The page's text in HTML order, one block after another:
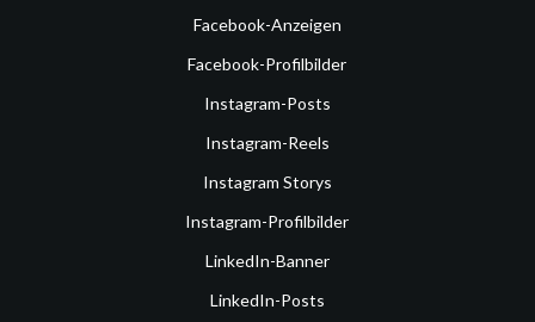
Facebook-Anzeigen
Facebook-Profilbilder
Instagram-Posts
Instagram-Reels
Instagram Storys
Instagram-Profilbilder
LinkedIn-Banner
LinkedIn-Posts